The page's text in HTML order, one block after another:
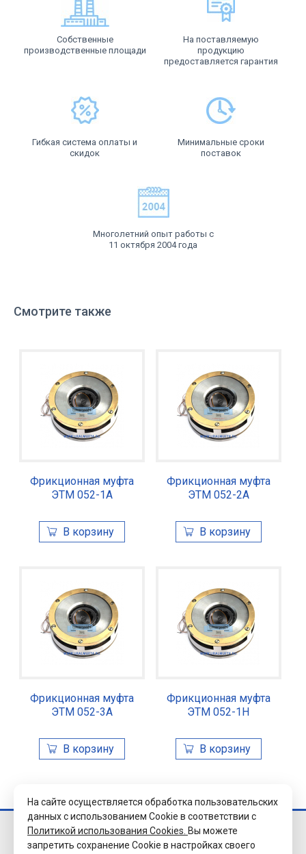
Собственные
производственные площади
На поставляемую
продукцию
предоставляется гарантия
Гибкая система оплаты и
скидок
Минимальные сроки
поставок
Многолетний опыт работы с
11 октября 2004 года
Смотрите также
Фрикционная муфта
ЭТМ 052-1А
Фрикционная муфта
ЭТМ 052-2А
Фрикционная муфта
ЭТМ 052-3А
Фрикционная муфта
ЭТМ 052-1Н
© 2026 Завод
«Уралэлектромуфта»
На сайте осуществляется обработка пользовательских
данных с использованием Cookie в соответствии с
Политикой использования Cookies. Вы можете
запретить сохранение Cookie в настройках своего